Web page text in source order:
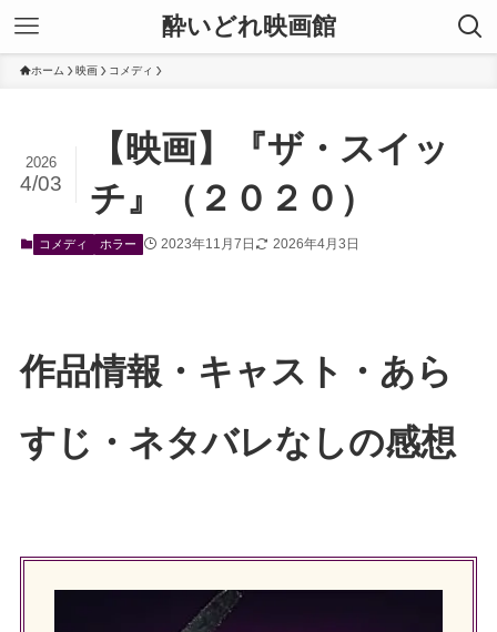
酔いどれ映画館
ホーム 映画 コメディ
【映画】『ザ・スイッ
チ』（２０２０）
2026
4/03
コメディ ホラー 2023年11月7日 2026年4月3日
作品情報・キャスト・あら
すじ・ネタバレなしの感想